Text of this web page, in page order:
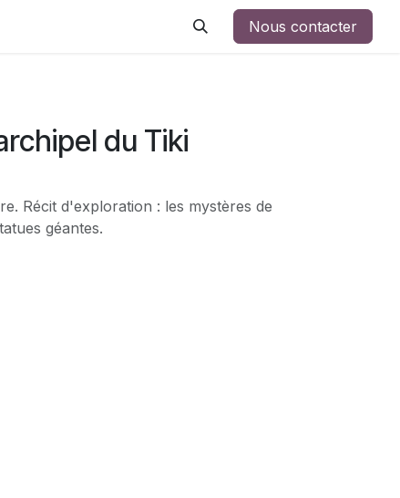
Nous contacter
du Tiki
Récit d'exploration : les mystères de
géantes.